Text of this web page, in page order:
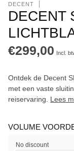
DECENT
DECENT
€299,00 Incl.
Ontdek de Decent
met een vaste
reiservaring. Lees
VOLUME
No discount